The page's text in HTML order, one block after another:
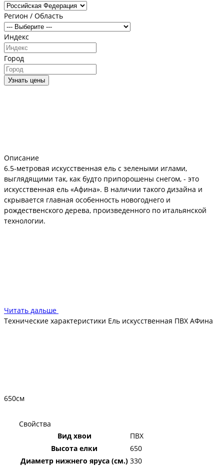
Регион / Область
Индекс
Город
Узнать цены
Описание
6.5-метровая искусственная ель с зелеными иглами,
выглядящими так, как будто припорошены снегом, - это
искусственная ель «Афина». В наличии такого дизайна и
скрывается главная особенность новогоднего и
рождественского дерева, произведенного по итальянской
технологии.
Технические характеристики:
Читать дальше
Технические характеристики Ель искусственная ПВХ АФина
650см
Свойства
Вид хвои
ПВХ
Высота елки
650
Диаметр нижнего яруса (см.) 330